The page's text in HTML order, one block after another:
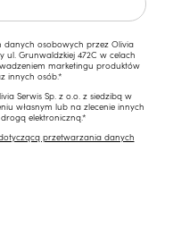
osobowych przez Olivia
ul. Grunwaldzkiej 472C w celach
marketingu produktów
innych osób.*
Serwis Sp. z o.o. z siedzibą w
własnym lub na zlecenie innych
elektroniczną.*
przetwarzania danych